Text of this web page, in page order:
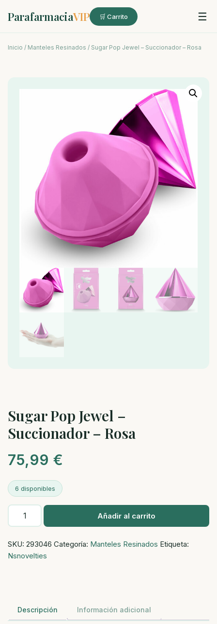
ParafarmaciaVIP 🛒 Carrito ☰
Inicio / Manteles Resinados / Sugar Pop Jewel – Succionador – Rosa
Sugar Pop Jewel –
Succionador – Rosa
75,99 €
6 disponibles
Sugar
-
Succionador
Añadir al carrito
SKU: 293046 Categoría: Manteles Resinados Etiqueta:
Nsnovelties
Descripción Información adicional